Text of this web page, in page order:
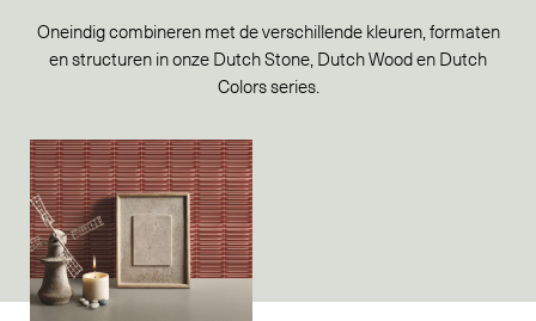
Oneindig combineren met de verschillende kleuren, formaten
en structuren in onze Dutch Stone, Dutch Wood en Dutch
Colors series.